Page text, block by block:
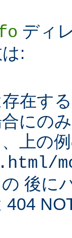
ディ
:
在す
にの
上の
後に
404